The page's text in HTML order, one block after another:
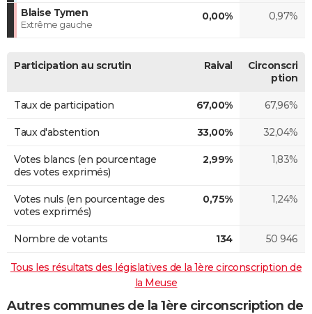
Blaise Tymen
Extrême gauche
0,00% 0,97%
Participation au scrutin Raival
Circonscri
ption
Taux de participation 67,00% 67,96%
Taux d'abstention 33,00% 32,04%
Votes blancs (en pourcentage
des votes exprimés)
2,99% 1,83%
Votes nuls (en pourcentage des
votes exprimés)
0,75% 1,24%
Nombre de votants 134 50 946
Tous les résultats des législatives de la 1ère circonscription de
la Meuse
Autres communes de la 1ère circonscription de